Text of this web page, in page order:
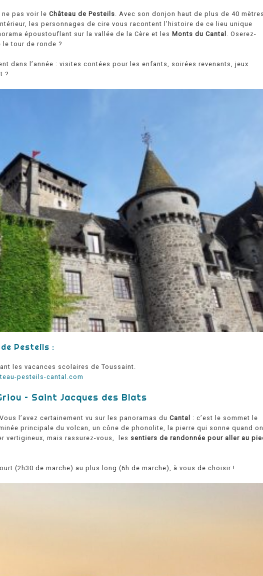
pas voir le Château de Pesteils. Avec son donjon haut de plus de 40
les personnages de cire vous racontent l’histoire de ce lieu unique
époustouflant sur la vallée de la Cère et les Monts du Cantal . Oserez-
le tour de ronde ?
dans l’année : visites contées pour les enfants, soirées revenants, jeux
?
Pesteils :
les vacances scolaires de Toussaint.
pesteils-cantal.com
– Saint Jacques des Blats
Vous l’avez certainement vu sur les panoramas du Cantal : c’est le sommet le
principale du volcan, un cône de phonolite, la pierre qui sonne quand on
vertigineux, mais rassurez-vous, les sentiers de randonnée pour aller au
(2h30 de marche) au plus long (6h de marche), à vous de choisir !